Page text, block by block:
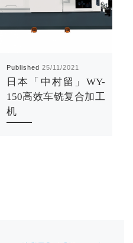
Published 25/11/2021
日本「中村留」WY-
150高效车铣复合加工
机